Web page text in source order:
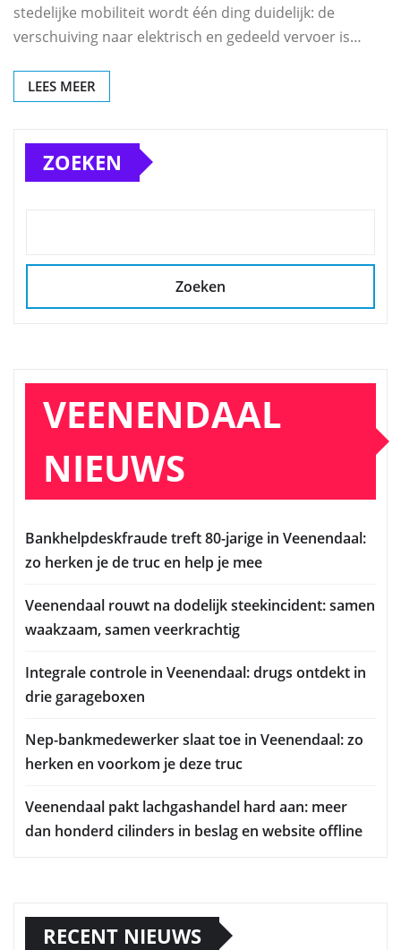
stedelijke mobiliteit wordt één ding duidelijk: de
verschuiving naar elektrisch en gedeeld vervoer is…
LEES MEER
ZOEKEN
Zoeken
VEENENDAAL
NIEUWS
Bankhelpdeskfraude treft 80-jarige in Veenendaal:
zo herken je de truc en help je mee
Veenendaal rouwt na dodelijk steekincident: samen
waakzaam, samen veerkrachtig
Integrale controle in Veenendaal: drugs ontdekt in
drie garageboxen
Nep-bankmedewerker slaat toe in Veenendaal: zo
herken en voorkom je deze truc
Veenendaal pakt lachgashandel hard aan: meer
dan honderd cilinders in beslag en website offline
RECENT NIEUWS